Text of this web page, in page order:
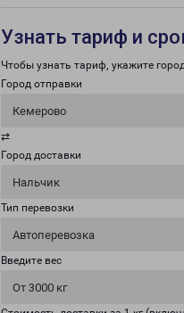
Узнать тариф и
Чтобы узнать тариф, укажите
Город отправки
Кемерово
⇄
Город доставки
Нальчик
Тип перевозки
Автоперевозка
Введите вес
От 3000 кг